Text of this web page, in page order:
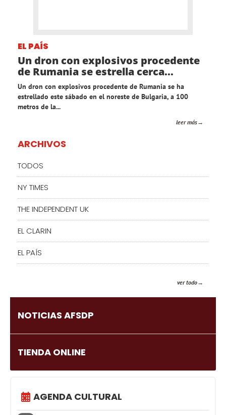
EL PAÍS
Un dron con explosivos procedente
de Rumania se estrella cerca...
Un dron con explosivos procedente de Rumania se ha
estrellado este sábado en el noreste de Bulgaria, a 100
metros de la...
leer más
ARCHIVOS
TODOS
NY TIMES
THE INDEPENDENT UK
EL CLARIN
EL PAÍS
ver todo
NOTICIAS AFSDP
TIENDA ONLINE
AGENDA CULTURAL